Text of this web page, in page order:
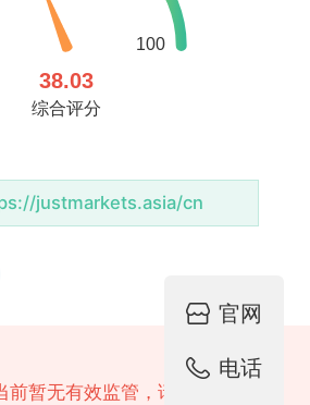
justmarkets.asia/cn
暂无有效监管，请注意风险！
官网
电话